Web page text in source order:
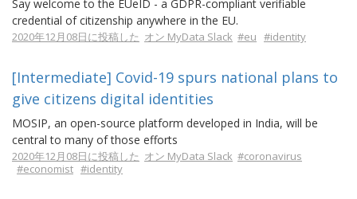
Say welcome to the EUeID - a GDPR-compliant verifiable
credential of citizenship anywhere in the EU.
2020年12月08日に投稿した オン MyData Slack #eu #identity
[Intermediate] Covid-19 spurs national plans to
give citizens digital identities
MOSIP, an open-source platform developed in India, will be
central to many of those efforts
2020年12月08日に投稿した オン MyData Slack #coronavirus
#economist #identity